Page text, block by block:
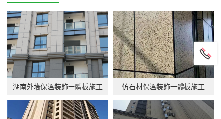
湖南外墻保溫裝飾一體板施工 仿石材保溫裝飾一體板施工